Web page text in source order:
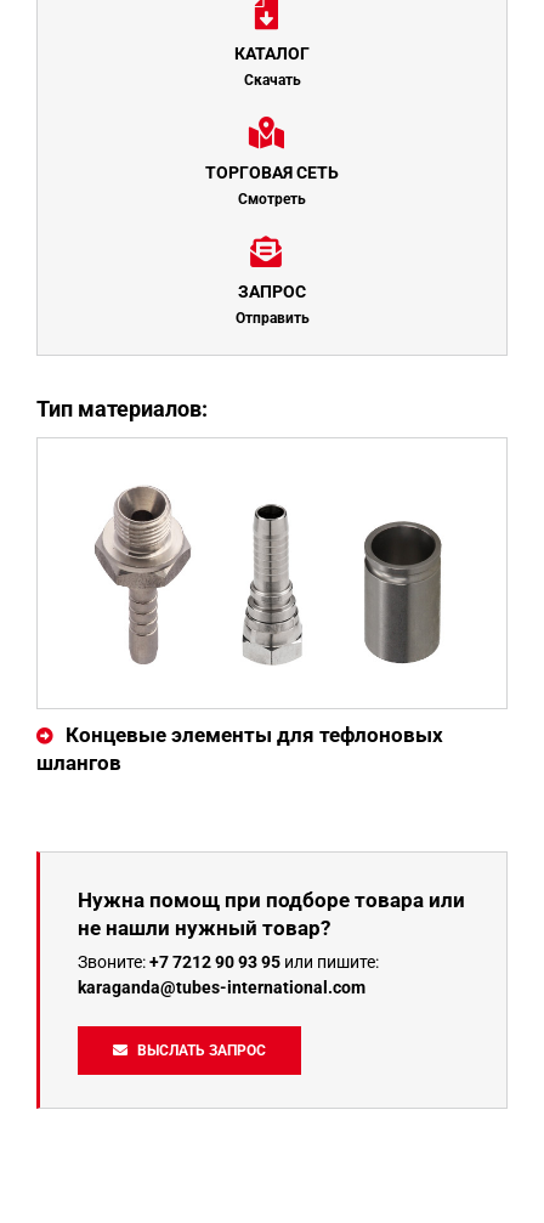
КАТАЛОГ
Скачать
ТОРГОВАЯ СЕТЬ
Смотреть
ЗАПРОС
Отправить
Тип материалов:
Концевые элементы для тефлоновых
шлангов
Нужна помощ при подборе товара или
не нашли нужный товар?
Звоните:+7 7212 90 93 95или пишите:
karaganda@tubes-international.com
ВЫСЛАТЬ ЗАПРОС